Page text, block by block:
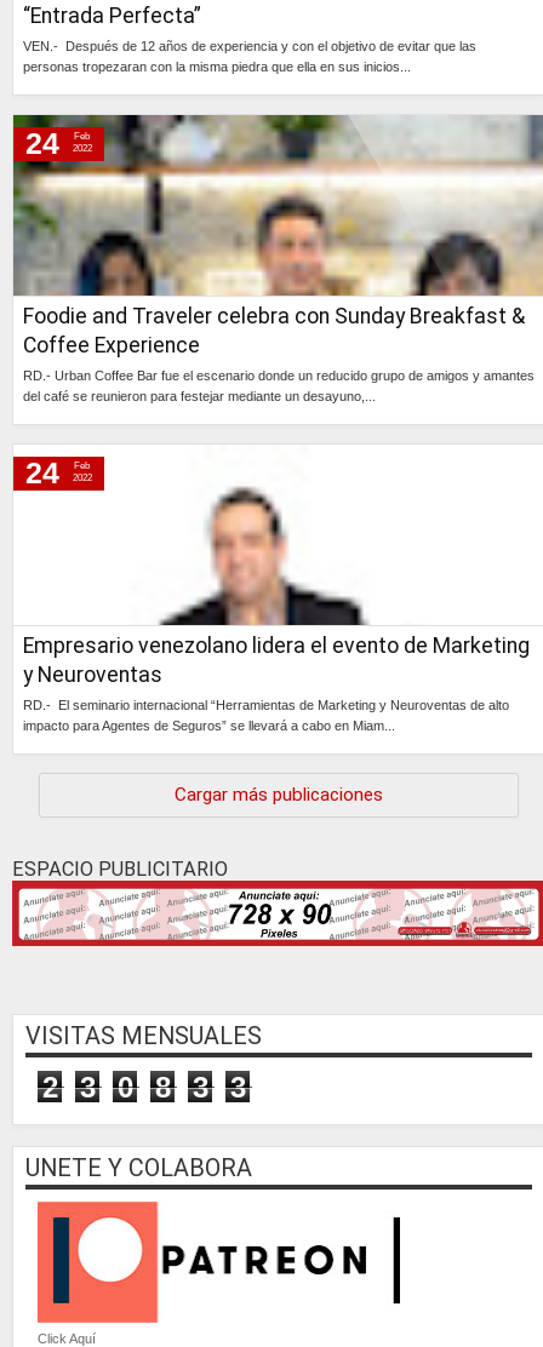
“Entrada Perfecta”
VEN.- Después de 12 años de experiencia y con el objetivo de evitar que las
personas tropezaran con la misma piedra que ella en sus inicios...
Foodie and Traveler celebra con Sunday Breakfast &
Coffee Experience
RD.- Urban Coffee Bar fue el escenario donde un reducido grupo de amigos y amantes
del café se reunieron para festejar mediante un desayuno,...
24
Feb
2022
Empresario venezolano lidera el evento de Marketing
y Neuroventas
RD.- El seminario internacional “Herramientas de Marketing y Neuroventas de alto
impacto para Agentes de Seguros” se llevará a cabo en Miam...
24
Feb
2022
Cargar más publicaciones
ESPACIO PUBLICITARIO
VISITAS MENSUALES
2 3 0 8 3 3
UNETE Y COLABORA
Click Aquí